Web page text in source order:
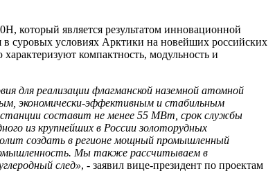
который является результатом инновационной
суровых условиях Арктики на новейших российских
компактность, модульность и
для реализации флагманской наземной атомной
экономически-эффективным и стабильным
станции составит не менее 55 МВт, срок службы
из крупнейших в России золоторудных
создать в регионе мощный промышленный
Мы также рассчитываем в
след», - заявил вице-президент по проектам